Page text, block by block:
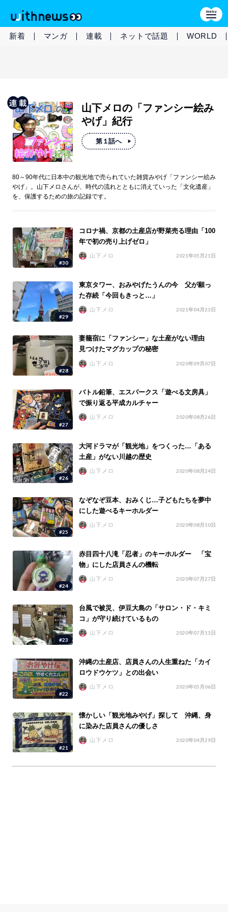
新着 マンガ 連載 ネットで話題 WORLD
山下メロの「ファンシー絵み
やげ」紀行
第１話へ
80～90年代に日本中の観光地で売られていた雑貨みやげ「ファンシー絵み
やげ」。山下メロさんが、時代の流れとともに消えていった「文化遺産」
を、保護するための旅の記録です。
#30
コロナ禍、京都の土産店が野菜売る理由「100
年で初の売り上げゼロ」
山下メロ 2021年05月21日
#29
東京タワー、おみやげたうんの今 父が願っ
た存続「今回もきっと…」
山下メロ 2021年04月23日
#28
妻籠宿に「ファンシー」な土産がない理由
見つけたマグカップの秘密
山下メロ 2020年09月07日
#27
バトル鉛筆、エスパークス「遊べる文房具」
で振り返る平成カルチャー
山下メロ 2020年08月26日
#26
大河ドラマが「観光地」をつくった…「ある
土産」がない川越の歴史
山下メロ 2020年08月24日
#25
なぞなぞ豆本、おみくじ…子どもたちを夢中
にした遊べるキーホルダー
山下メロ 2020年08月10日
#24
赤目四十八滝「忍者」のキーホルダー 「宝
物」にした店員さんの機転
山下メロ 2020年07月27日
#23
台風で被災、伊豆大島の「サロン・ド・キミ
コ」が守り続けているもの
山下メロ 2020年07月13日
#22
沖縄の土産店、店員さんの人生重ねた「カイ
ロウドウケツ」との出会い
山下メロ 2020年05月06日
#21
懐かしい「観光地みやげ」探して 沖縄、身
に染みた店員さんの優しさ
山下メロ 2020年04月29日